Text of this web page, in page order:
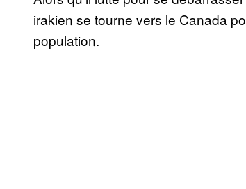
irakien se tourne vers le Canada
population.